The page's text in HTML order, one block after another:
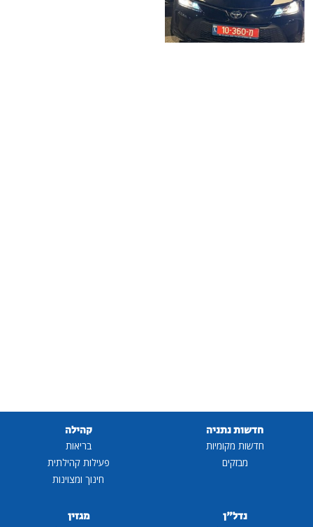
חדשות נתניה
חדשות מקומיות
מבזקים
קהילה
בריאות
פעילות קהילתית
חינוך ומצוינות
נדל"ן מגזין